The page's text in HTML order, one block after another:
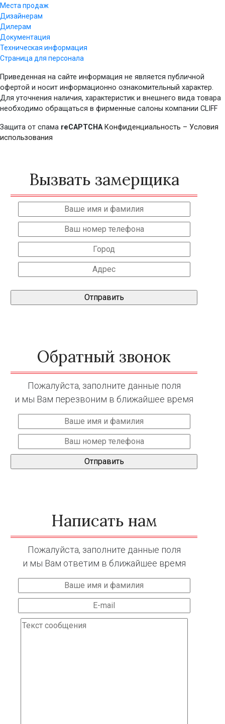
Места продаж
Дизайнерам
Дилерам
Документация
Техническая информация
Страница для персонала
Приведенная на сайте информация не является публичной
офертой и носит информационно ознакомительный характер.
Для уточнения наличия, характеристик и внешнего вида товара
необходимо обращаться в фирменные салоны компании CLIFF
Защита от спама reCAPTCHA Конфиденциальность – Условия
использования
Вызвать замерщика
Обратный звонок
Пожалуйста, заполните данные поля
и мы Вам перезвоним в ближайшее время
Написать нам
Пожалуйста, заполните данные поля
и мы Вам ответим в ближайшее время